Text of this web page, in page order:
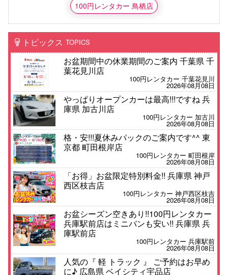
100円レンタカー 鳥栖店
トピックス TOPICS
お盆期間中の休業期間のご案内 千葉県 千
葉花見川店
100円レンタカー 千葉花見川
2026年08月08日
やっぱりオープンカーは最高!!!ですね 兵
庫県 加古川店
100円レンタカー 加古川
2026年08月08日
格・安!!!夏休みパックのご案内です^^ 東
京都 町田根岸店
100円レンタカー 町田根岸
2026年08月08日
「お得」お盆限定特別料金!! 兵庫県 神戸
西区枝吉店
100円レンタカー 神戸西区枝吉
2026年08月08日
お盆シーズン空きあり!!100円レンタカー
兵庫駅前店はミニバンも安い!! 兵庫県 兵
庫駅前店
100円レンタカー 兵庫駅前
2026年08月08日
人気の『 軽 トラック 』 ご予約はお早め
に♪ 広島県 ベイシティ宇品店